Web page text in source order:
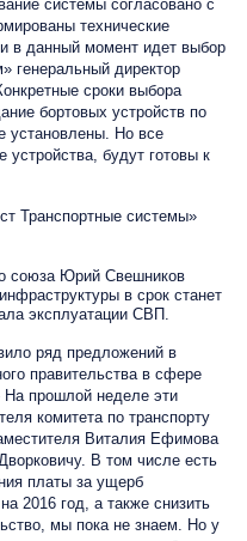
системы согласовано с
технические
в данный момент идет выбор
генеральный директор
сроки выбора
бортовых устройств по
установлены. Но все
будут готовы к
Транспортные системы»
союза Юрий Свешников
в срок станет
эксплуатации СВП.
ряд предложений в
правительства в сфере
прошлой неделе эти
комитета по транспорту
Виталия Ефимова
В том числе есть
платы за ущерб
2016 год, а также снизить
мы пока не знаем. Но у